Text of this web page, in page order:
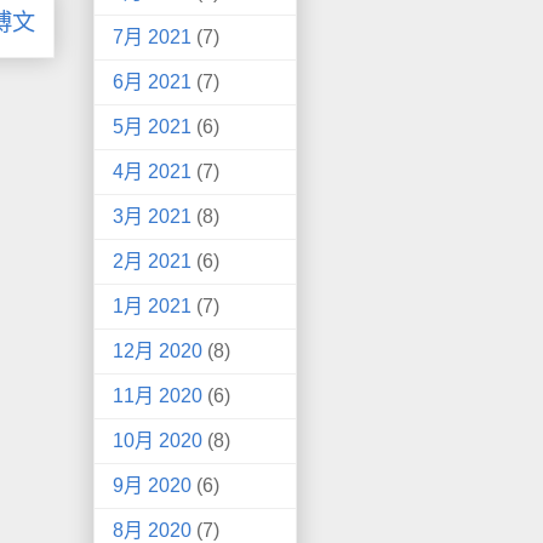
文
7月 2021 (7)
6月 2021 (7)
5月 2021 (6)
4月 2021 (7)
3月 2021 (8)
2月 2021 (6)
1月 2021 (7)
12月 2020 (8)
11月 2020 (6)
10月 2020 (8)
9月 2020 (6)
8月 2020 (7)